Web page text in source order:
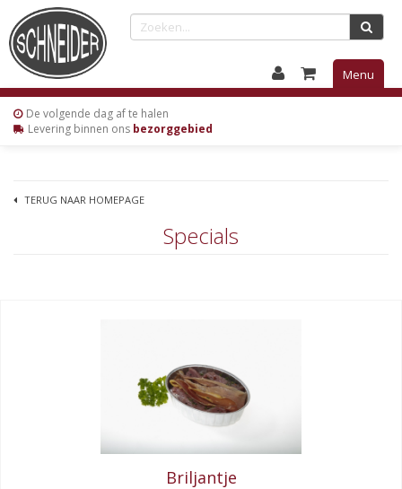
De volgende dag af te halen
Levering binnen ons bezorggebied
Menu
TERUG NAAR HOMEPAGE
Specials
Briljantje